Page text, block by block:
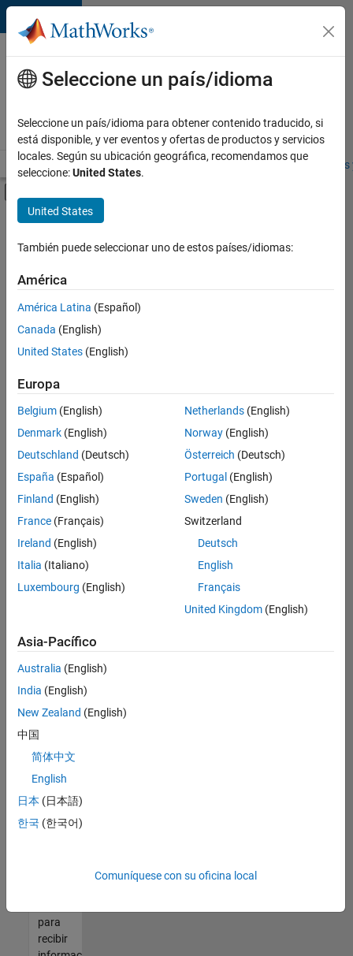
Saltar al contenido
Ofertas
de
empleo
MathWorks
Visión general Búsqueda de empleo Oficinas locales
Contenido principal
FILTRADO POR
Quality Engineering
User Experience
Technical Sales Engineering
Education Marketing
Actualmente
no
puestos
disponibles
que
se
correspondan
con
sus
criterios
de
búsqueda.
Pruebe
ampliar
su
todos
empleos.
Si aun
así no
ninguna
vacante
que se
a sus
cualificaciones,
para
recibir
Seleccione un país/idioma
Seleccione un país/idioma para obtener contenido traducido, si
está disponible, y ver eventos y ofertas de productos y servicios
locales. Según su ubicación geográfica, recomendamos que
seleccione:United States.
United States
También puede seleccionar uno de estos países/idiomas:
América
América Latina (Español)
Canada (English)
United States (English)
Europa
Belgium (English)
Denmark (English)
Deutschland (Deutsch)
España (Español)
Finland (English)
France (Français)
Ireland (English)
Italia (Italiano)
Luxembourg (English)
Netherlands(English)
Norway(English)
Österreich (Deutsch)
Portugal (English)
Sweden (English)
Switzerland
Deutsch
English
Français
United Kingdom(English)
Asia-Pacífico
Australia (English)
India (English)
New Zealand (English)
中国
简体中文
English
日本 (日本語)
한국 (한국어)
Comuníquese con su oficina local